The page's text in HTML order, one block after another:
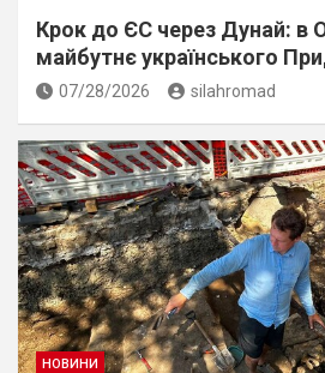
Крок до ЄС через Дунай: в
майбутнє українського
07/28/2026 silahromad
НОВИНИ